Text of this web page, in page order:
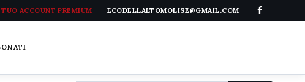
ACCOUNT PREMIUM ECODELLALTOMOLISE@GMAIL.COM